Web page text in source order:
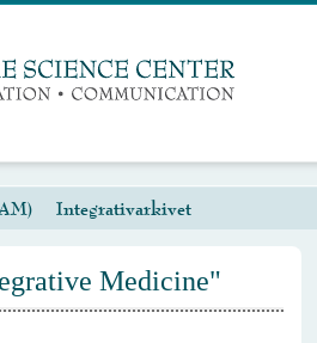
Integrativarkivet
Medicine"